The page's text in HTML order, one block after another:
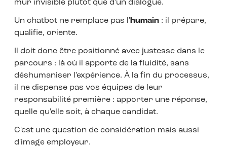
mur invisible plutôt que d'un dialogue.
Un chatbot ne remplace pas l' humain: il prépare,
qualifie, oriente.
Il doit donc être positionné avec justesse dans le
parcours : là où il apporte de la fluidité, sans
déshumaniser l'expérience. Àla fin du processus,
il ne dispense pas vos équipes de leur
responsabilité première : apporter une réponse,
quelle qu'elle soit, à chaque candidat.
C'est une question de considération mais aussi
d'image employeur.